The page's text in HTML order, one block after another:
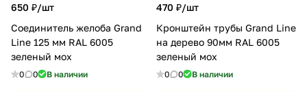
650 ₽/шт
Соединитель желоба Grand
Line 125 мм RAL 6005
зеленый мох
0 0 В наличии
470 ₽/шт
Кронштейн трубы Grand Line
на дерево 90мм RAL 6005
зеленый мох
0 0 В наличии